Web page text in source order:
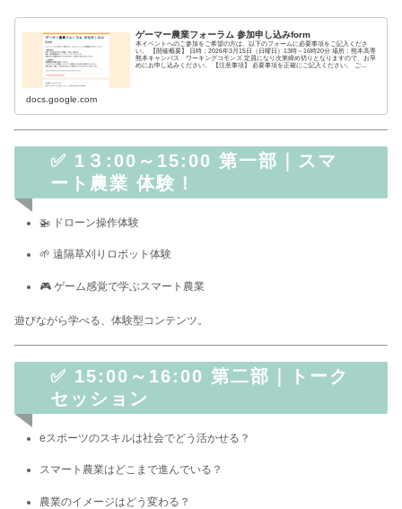
ゲーマー農業フォーラム 参加申し込みform
本イベントへのご参加をご希望の方は、以下のフォームに必要事項をご記入くださ
い。 【開催概要】 日時：2026年3月15日（日曜日）13時～16時20分 場所：熊本高専
熊本キャンパス ワーキングコモンズ 定員になり次第締め切りとなりますので、お早
めにお申し込みください。 【注意事項】 必要事項を正確にご記入ください。 ご...
docs.google.com
✅ 1３:00～15:00 第一部｜スマ
ート農業 体験！
🚁 ドローン操作体験
🌱 遠隔草刈りロボット体験
🎮 ゲーム感覚で学ぶスマート農業
遊びながら学べる、体験型コンテンツ。
✅ 15:00～16:00 第二部｜トーク
セッション
eスポーツのスキルは社会でどう活かせる？
スマート農業はどこまで進んでいる？
農業のイメージはどう変わる？